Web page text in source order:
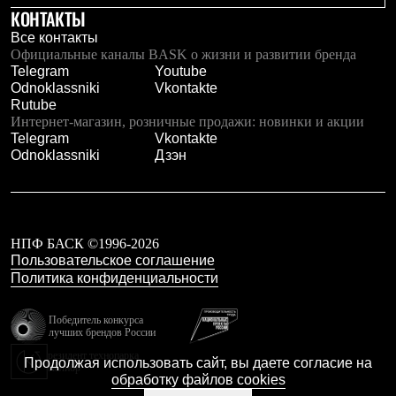
Рубашки
Футболки
Толстовки
Брюки
Термобелье
Теплое термобелье
Среднее термобелье
Легкое термобелье
Флисовая одежда
Куртки
Куртки
Брюки
Утепленная синтетикой
Куртки
Брюки
Футболки
КОНТАКТЫ
Все контакты
Официальные каналы BASK о жизни и развитии бренда
Telegram
Youtube
Odnoklassniki
Vkontakte
Rutube
Интернет-магазин, розничные продажи: новинки и акции
Telegram
Vkontakte
Odnoklassniki
Дзэн
НПФ БАСК ©1996-2026
Пользовательское соглашение
Политика конфиденциальности
Победитель конкурса
лучших брендов России
Калибр
Продолжая использовать сайт, вы даете согласие на
обработку файлов cookies